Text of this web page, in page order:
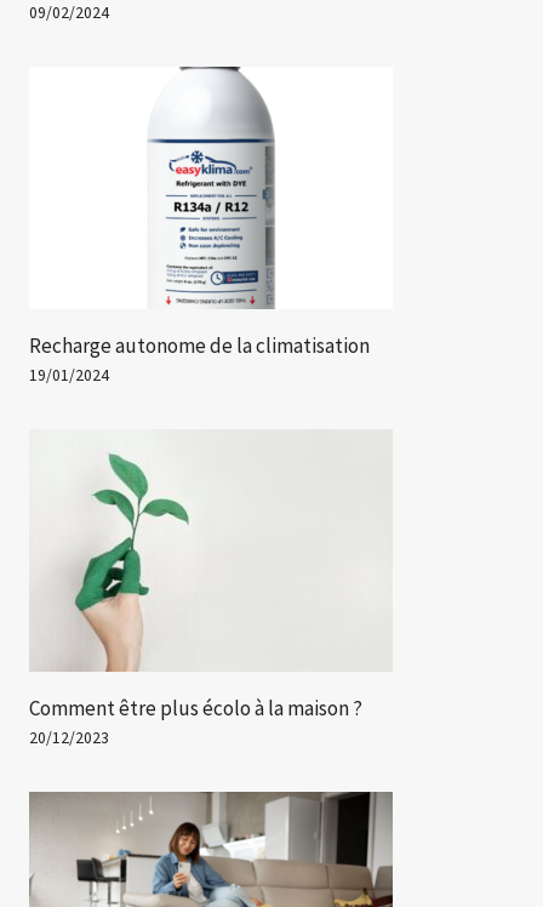
09/02/2024
Recharge autonome de la climatisation
19/01/2024
Comment être plus écolo à la maison ?
20/12/2023